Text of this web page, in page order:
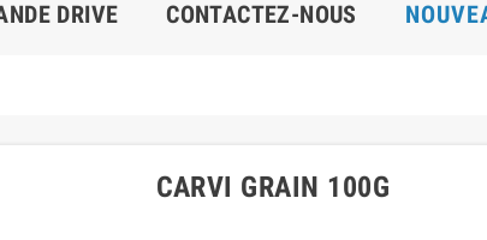
DRIVE CONTACTEZ-NOUS
CARVI GRAIN 100G